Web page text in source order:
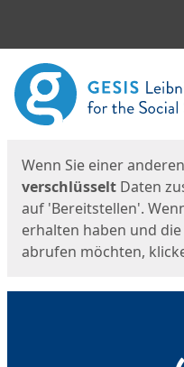
Start
Wenn Sie einer
verschlüsselt Daten
auf 'Bereitstellen'.
erhalten haben und
abrufen möchten,